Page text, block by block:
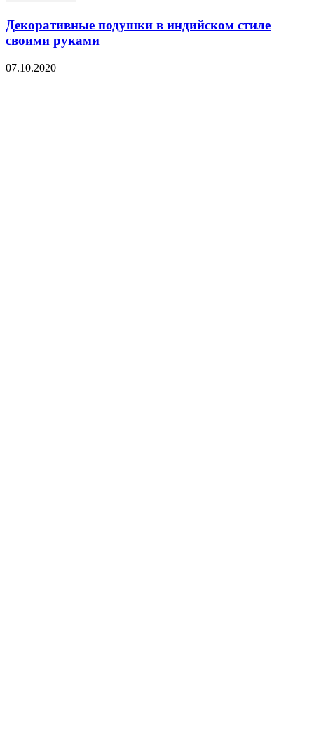
Декоративные подушки в индийском стиле
своими руками
07.10.2020